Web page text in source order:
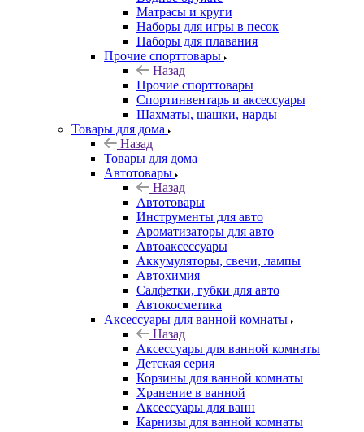
Матрасы и круги
Наборы для игры в песок
Наборы для плавания
Прочие спорттовары
Назад
Прочие спорттовары
Спортинвентарь и аксессуары
Шахматы, шашки, нарды
Товары для дома
Назад
Товары для дома
Автотовары
Назад
Автотовары
Инструменты для авто
Ароматизаторы для авто
Автоаксессуары
Аккумуляторы, свечи, лампы
Автохимия
Салфетки, губки для авто
Автокосметика
Аксессуары для ванной комнаты
Назад
Аксессуары для ванной комнаты
Детская серия
Корзины для ванной комнаты
Хранение в ванной
Аксессуары для ванн
Карнизы для ванной комнаты